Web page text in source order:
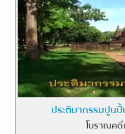
ประติมากรรมปูน
โบราณคดี